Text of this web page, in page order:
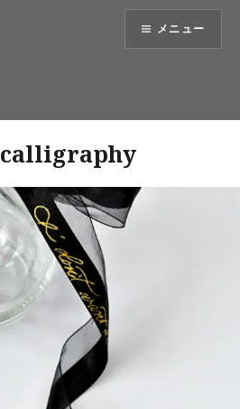
メニュー
calligraphy